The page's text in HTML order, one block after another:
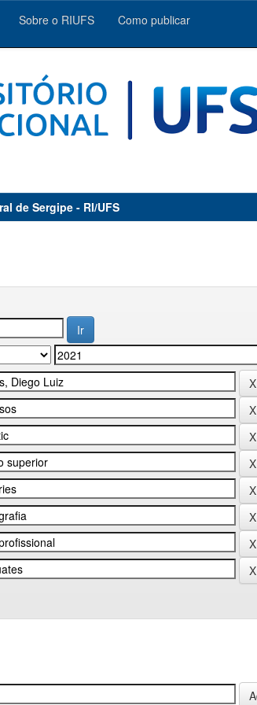
Sobre o RIUFS Como publicar
de Sergipe - RI/UFS